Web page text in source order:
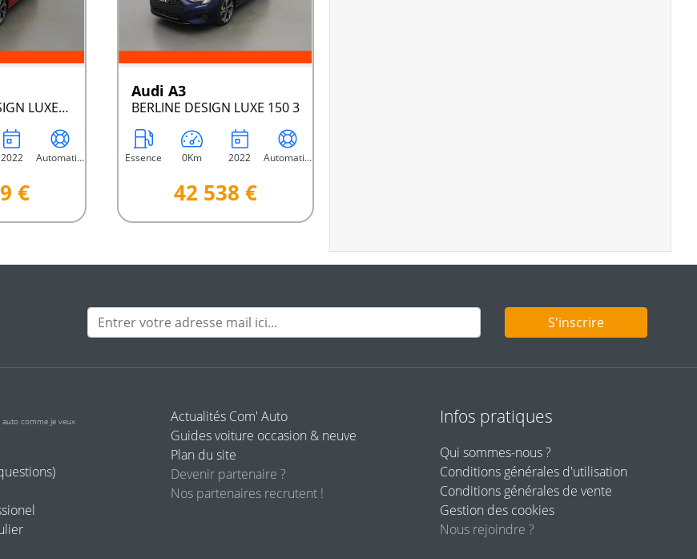
SPORTBACK DESIGN LUXE 150
2022 Automatique
€
Audi A3
BERLINE DESIGN LUXE 150 3
Essence 0Km 2022 Automatique
42 538 €
Adresse mail S'inscrire
auto comme je veux
Actualités Com' Auto
Guides voiture occasion & neuve
Plan du site
Devenir partenaire ?
Nos partenaires recrutent !
Infos pratiques
Qui sommes-nous ?
Conditions générales d'utilisation
Conditions générales de vente
Gestion des cookies
Nous rejoindre ?